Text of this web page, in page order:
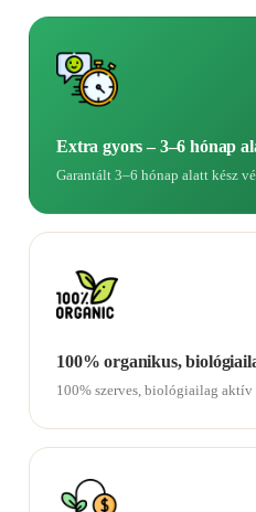
Extra gyors – 3–6 hónap
Garantált 3–6 hónap alatt kész
100% organikus,
100% szerves, biológiailag aktív